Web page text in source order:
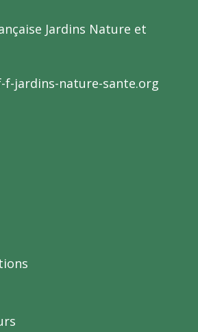
Jardins Nature et
f-jardins-nature-sante.org